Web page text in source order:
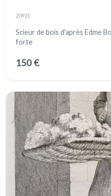
20921
Scieur de bois d'après Edme
forte
150 €